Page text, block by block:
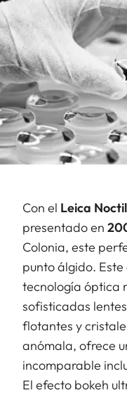
Con el Leica
presentado en
Colonia, este
punto álgido.
tecnología óptica
sofisticadas
flotantes y
anómala, ofrece
incomparable
El efecto bokeh